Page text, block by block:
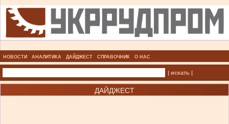
НОВОСТИ АНАЛИТИКА ДАЙДЖЕСТ СПРАВОЧНИК О НАС
| искать |
ДАЙДЖЕСТ